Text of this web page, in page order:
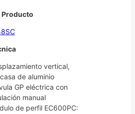
Producto
vertical,
de aluminio
GP eléctrica con
manual
de perfil EC600PC: